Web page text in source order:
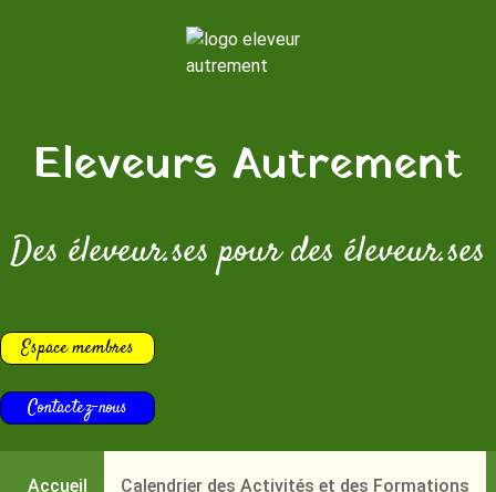
Eleveurs Autrement
Des éleveur.ses pour des éleveur.ses
Espace membres
Contactez-nous
Accueil Calendrier des Activités et des Formations